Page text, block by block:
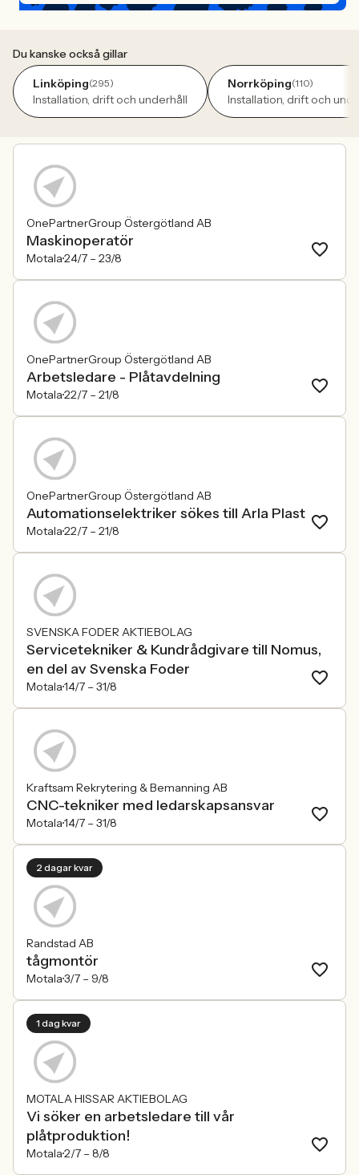
Du kanske också gillar
Linköping(295)
Installation, drift och underhåll
Norrköping(110)
Installation, drift och
OnePartnerGroup Östergötland AB
Maskinoperatör
Motala24/7 – 23/8
OnePartnerGroup Östergötland AB
Arbetsledare - Plåtavdelning
Motala22/7 – 21/8
OnePartnerGroup Östergötland AB
Automationselektriker sökes till Arla Plast
Motala22/7 – 21/8
SVENSKA FODER AKTIEBOLAG
Servicetekniker & Kundrådgivare till Nomus,
en del av Svenska Foder
Motala14/7 – 31/8
Kraftsam Rekrytering & Bemanning AB
CNC-tekniker med ledarskapsansvar
Motala14/7 – 31/8
2 dagar kvar
Randstad AB
tågmontör
Motala3/7 – 9/8
1 dag kvar
MOTALA HISSAR AKTIEBOLAG
Vi söker en arbetsledare till vår
plåtproduktion!
Motala2/7 – 8/8